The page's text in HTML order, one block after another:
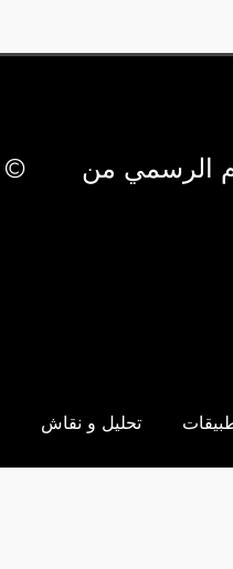
الرسمي من
© 2007 - 2026 | جميع الحقوق محفوظة لشركة
تحليل و نقاش